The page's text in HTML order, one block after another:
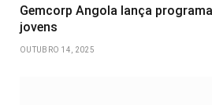
Gemcorp Angola lança
jovens
OUTUBRO 14, 2025